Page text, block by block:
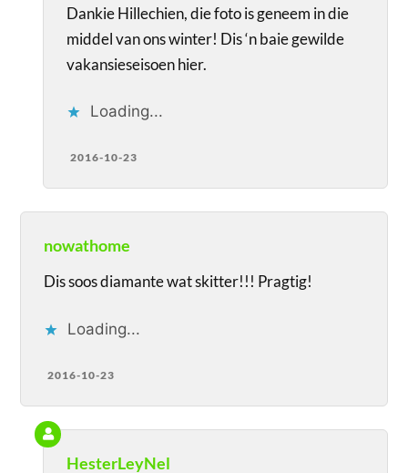
Dankie Hillechien, die foto is geneem in die
middel van ons winter! Dis ‘n baie gewilde
vakansieseisoen hier.
Loading...
2016-10-23
nowathome
Dis soos diamante wat skitter!!! Pragtig!
Loading...
2016-10-23
HesterLeyNel